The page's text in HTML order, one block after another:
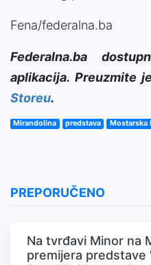
Fena/federalna.ba
Federalna.ba
aplikacija. Preuzmite
Storeu.
Mirandolina predstava Mostarska
PREPORUČENO
Na tvrđavi Minor na
premijera predstave